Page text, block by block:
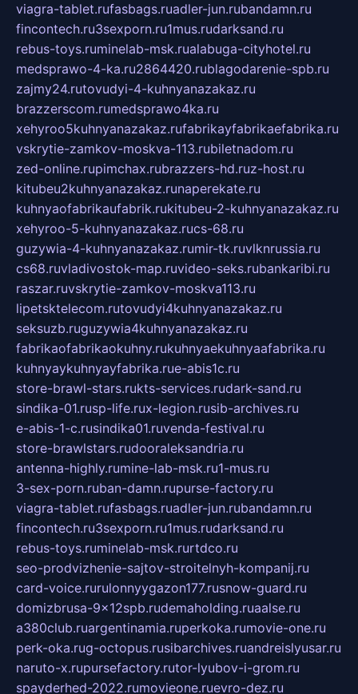
viagra-tablet.rufasbags.ruadler-jun.rubandamn.ru
fincontech.ru3sexporn.ru1mus.rudarksand.ru
rebus-toys.ruminelab-msk.rualabuga-cityhotel.ru
medsprawo-4-ka.ru2864420.rublagodarenie-spb.ru
zajmy24.rutovudyi-4-kuhnyanazakaz.ru
brazzerscom.rumedsprawo4ka.ru
xehyroo5kuhnyanazakaz.rufabrikayfabrikaefabrika.ru
vskrytie-zamkov-moskva-113.rubiletnadom.ru
zed-online.rupimchax.rubrazzers-hd.ruz-host.ru
kitubeu2kuhnyanazakaz.runaperekate.ru
kuhnyaofabrikaufabrik.rukitubeu-2-kuhnyanazakaz.ru
xehyroo-5-kuhnyanazakaz.rucs-68.ru
guzywia-4-kuhnyanazakaz.rumir-tk.ruvlknrussia.ru
cs68.ruvladivostok-map.ruvideo-seks.rubankaribi.ru
raszar.ruvskrytie-zamkov-moskva113.ru
lipetsktelecom.rutovudyi4kuhnyanazakaz.ru
seksuzb.ruguzywia4kuhnyanazakaz.ru
fabrikaofabrikaokuhny.rukuhnyaekuhnyaafabrika.ru
kuhnyaykuhnyayfabrika.rue-abis1c.ru
store-brawl-stars.rukts-services.rudark-sand.ru
sindika-01.rusp-life.rux-legion.rusib-archives.ru
e-abis-1-c.rusindika01.ruvenda-festival.ru
store-brawlstars.rudooraleksandria.ru
antenna-highly.rumine-lab-msk.ru1-mus.ru
3-sex-porn.ruban-damn.rupurse-factory.ru
viagra-tablet.rufasbags.ruadler-jun.rubandamn.ru
fincontech.ru3sexporn.ru1mus.rudarksand.ru
rebus-toys.ruminelab-msk.rurtdco.ru
seo-prodvizhenie-sajtov-stroitelnyh-kompanij.ru
card-voice.rurulonnyygazon177.rusnow-guard.ru
domizbrusa-9x12spb.rudemaholding.ruaalse.ru
a380club.ruargentinamia.ruperkoka.rumovie-one.ru
perk-oka.rug-octopus.rusibarchives.ruandreislyusar.ru
naruto-x.rupursefactory.rutor-lyubov-i-grom.ru
spayderhed-2022.rumovieone.ruevro-dez.ru